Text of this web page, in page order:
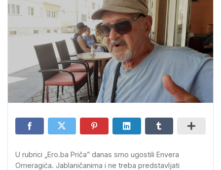
U rubrici „Ero.ba Priča” danas smo ugostili Envera
Omeragića. Jablaničanima i ne treba predstavljati